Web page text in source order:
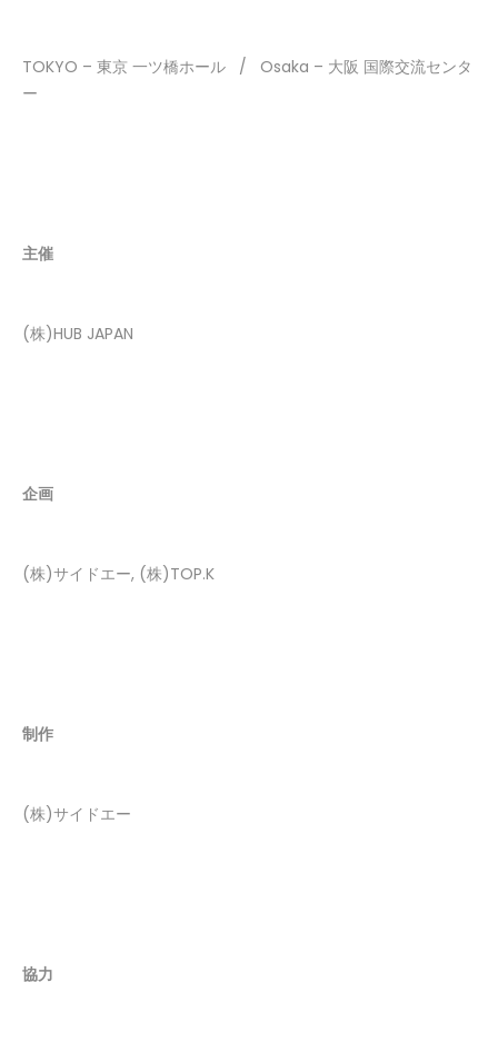
TOKYO – 東京 一ツ橋ホール / Osaka – 大阪 国際交流センタ
ー
主催
(株)HUB JAPAN
企画
(株)サイドエー, (株)TOP.K
制作
(株)サイドエー
協力